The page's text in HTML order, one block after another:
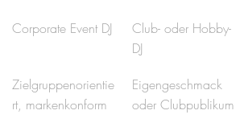
Corporate Event DJ
Club- oder Hobby-
DJ
Zielgruppenorientie
rt, markenkonform
Eigengeschmack
oder Clubpublikum